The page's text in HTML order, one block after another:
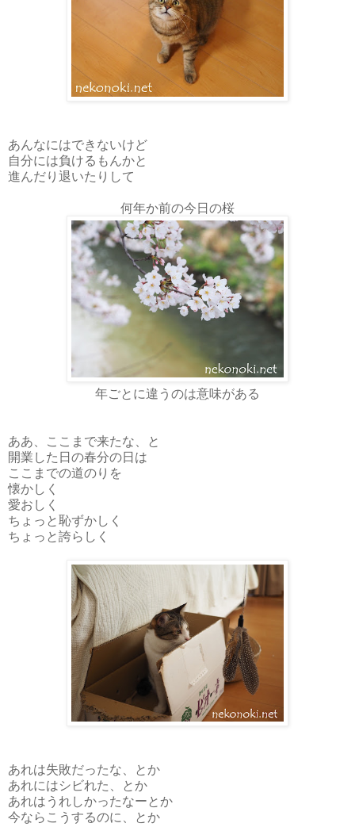
あんなにはできないけど
自分には負けるもんかと
進んだり退いたりして
何年か前の今日の桜
年ごとに違うのは意味がある
ああ、ここまで来たな、と
開業した日の春分の日は
ここまでの道のりを
懐かしく
愛おしく
ちょっと恥ずかしく
ちょっと誇らしく
あれは失敗だったな、とか
あれにはシビれた、とか
あれはうれしかったなーとか
今ならこうするのに、とか